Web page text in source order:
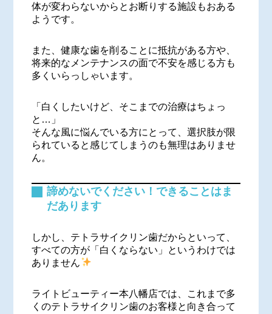
体が変わらないからとお断りする施設もおある
ようです。
また、健康な歯を削ることに抵抗がある方や、
将来的なメンテナンスの面で不安を感じる方も
多くいらっしゃいます。
「白くしたいけど、そこまでの治療はちょっ
と…」
そんな風に悩んでいる方にとって、選択肢が限
られていると感じてしまうのも無理はありませ
ん。
諦めないでください！できることはま
だあります
しかし、テトラサイクリン歯だからといって、
すべての方が「白くならない」というわけでは
ありません
ライトビューティー本八幡店では、これまで多
くのテトラサイクリン歯のお客様と向き合って